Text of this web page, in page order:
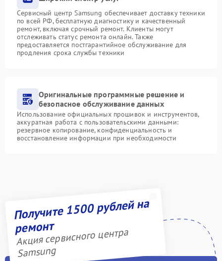
Сервисный центр Samsung обеспечивает доставку техники
по всей РФ, бесплатную диагностику и качественный
ремонт, включая срочный ремонт. Клиенты могут
отслеживать статус ремонта онлайн. Также
предоставляется постгарантийное обслуживание для
продления срока службы техники
Оригинальные программные решение и
безопасное обслуживание данных
Использование официальных прошивок и инструментов,
аккуратная работа с пользовательскими данными:
резервное копирование, конфиденциальность и
восстановление информации при необходимости
Получите 1500 рублей на
ремонт
Акция сервисного центра
Samsung